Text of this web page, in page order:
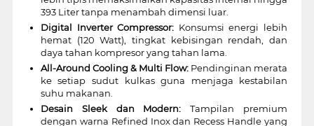
393 Liter tanpa menambah dimensi luar.
Digital Inverter Compressor: Konsumsi energi lebih
hemat (120 Watt), tingkat kebisingan rendah, dan
daya tahan kompresor yang tahan lama.
All-Around Cooling & Multi Flow: Pendinginan merata
ke setiap sudut kulkas guna menjaga kestabilan
suhu makanan.
Desain Sleek dan Modern: Tampilan premium
dengan warna Refined Inox dan Recess Handle yang